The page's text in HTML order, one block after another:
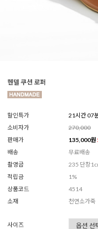
헨델 쿠션 로퍼
할인특가
21시간 07
소비자가
270,000
판매가
135,000원
배송
무료배송
촬영굽
235 단창
적립금
1%
상품코드
4514
소재
천연소가죽
사이즈